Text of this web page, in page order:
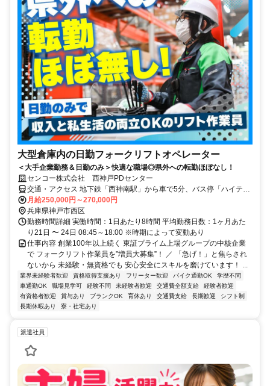
大型倉庫内の日勤フォークリフトオペレーター
＜大手企業勤務＆日勤のみ＞快適な職場◎県外への転勤ほぼなし！
センコー株式会社 西神戸PDセンター
交通・アクセス 地下鉄「西神南駅」から車で5分、バス停「ハイテク
2番」から徒歩2分 ★車・バイク通勤OK ★西宮市・明石市・高砂市・
三木市からも出勤するスタッフも在籍！
月給250,000円～270,000円
兵庫県神戸市西区
勤務時間詳細 実働時間：1日あたり8時間 平均勤務日数：1ヶ月あた
り21日 〜 24日 08:45～18:00 ※時期によって変動あり
仕事内容 創業100年以上続く 東証プライム上場グループの中核企業
で フォークリフト作業員を”増員大募集”！ ／ 「急げ！」と焦らされ
ないから 未経験・無資格でも 安心安全にスキルを磨けています！ ...
業界未経験者歓迎 資格取得支援あり フリーター歓迎 バイク通勤OK
学歴不問
車通勤OK
職場見学可 経験不問 未経験者歓迎 交通費全額支給
経験者歓迎
有資格者歓迎
賞与あり ブランクOK 育休あり 交通費支給 長期歓迎
シフト制
長期休暇あり
寮・社宅あり
派遣社員